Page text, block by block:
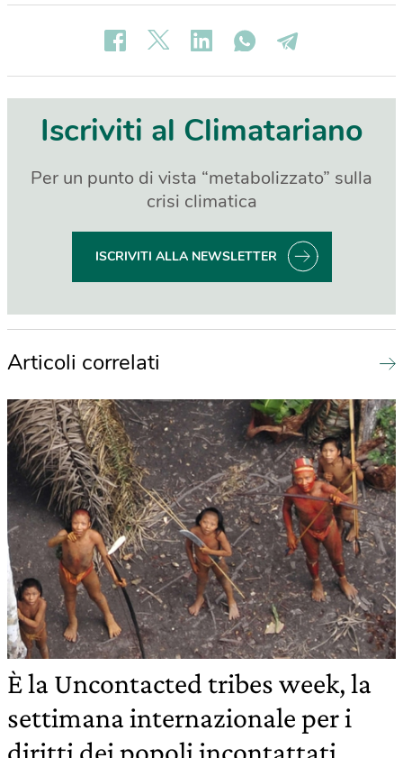
Iscriviti al Climatariano
Per un punto di vista “metabolizzato” sulla
crisi climatica
ISCRIVITI ALLA NEWSLETTER
Articoli correlati
È la Uncontacted tribes week, la
settimana internazionale per i